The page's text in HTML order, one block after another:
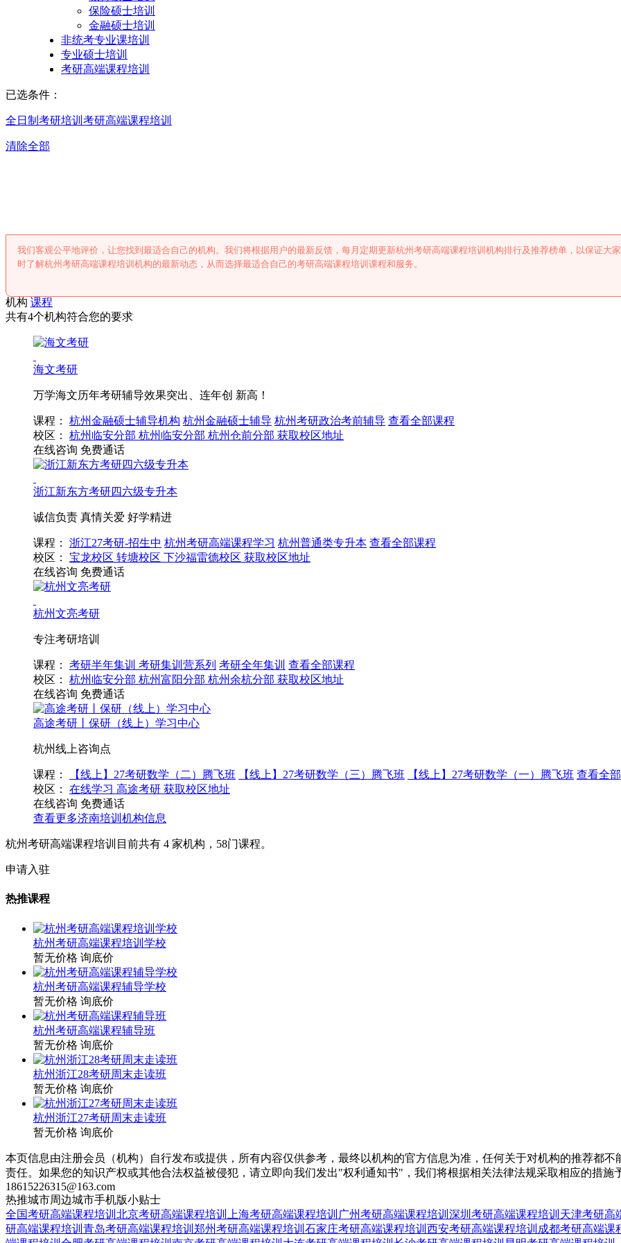
保险硕士培训
金融硕士培训
非统考专业课培训
专业硕士培训
考研高端课程培训
已选条件：
全日制考研培训 考研高端课程培训
清除全部
我们客观公平地评价，让您找到最适合自己的机构。我们将根据用户的最新反馈，每月定期更新杭州考研高端课程培训机构排行及推荐榜单，以保证大
时了解杭州考研高端课程培训机构的最新动态，从而选择最适合自己的考研高端课程培训课程和服务。
机构 课程
共有4个机构符合您的要求
海文考研
万学海文历年考研辅导效果突出、连年创 新高！
课程： 杭州金融硕士辅导机构 杭州金融硕士辅导 杭州考研政治考前辅导 查看全部课程
校区：
杭州临安分部 杭州临安分部 杭州仓前分部 获取校区地址
在线咨询 免费通话
浙江新东方考研四六级专升本
诚信负责 真情关爱 好学精进
课程： 浙江27考研-招生中 杭州考研高端课程学习 杭州普通类专升本 查看全部课程
校区：
宝龙校区 转塘校区 下沙福雷德校区 获取校区地址
在线咨询 免费通话
杭州文亮考研
专注考研培训
课程： 考研半年集训 考研集训营系列 考研全年集训 查看全部课程
校区：
杭州临安分部 杭州富阳分部 杭州余杭分部 获取校区地址
在线咨询 免费通话
高途考研丨保研（线上）学习中心
杭州线上咨询点
课程： 【线上】27考研数学（二）腾飞班 【线上】27考研数学（三）腾飞班 【线上】27考研数学（一）腾飞班 查看全
校区：
在线学习 高途考研 获取校区地址
在线咨询 免费通话
查看更多济南培训机构信息
杭州考研高端课程培训目前共有 4 家机构， 58门课程。
申请入驻
热推课程
杭州考研高端课程培训学校
暂无价格 询底价
杭州考研高端课程辅导学校
暂无价格 询底价
杭州考研高端课程辅导班
暂无价格 询底价
杭州浙江28考研周末走读班
暂无价格 询底价
杭州浙江27考研周末走读班
暂无价格 询底价
本页信息由注册会员（机构）自行发布或提供，所有内容仅供参考，最终以机构的官方信息为准，任何关于对机构的推荐都
责任。如果您的知识产权或其他合法权益被侵犯，请立即向我们发出"权利通知书"，我们将根据相关法律法规采取相应的措
18615226315@163.com
热推城市周边城市手机版小贴士
全国考研高端课程培训 北京考研高端课程培训 上海考研高端课程培训 广州考研高端课程培训 深圳考研高端课程培训 天津考研高
研高端课程培训 青岛考研高端课程培训 郑州考研高端课程培训 石家庄考研高端课程培训 西安考研高端课程培训 成都考研高端课